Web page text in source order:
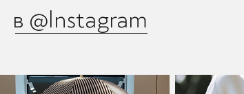
в @Instagram